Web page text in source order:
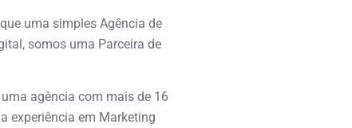
uma simples Agência de
somos uma Parceira de
uma agência com mais de 16
experiência em Marketing